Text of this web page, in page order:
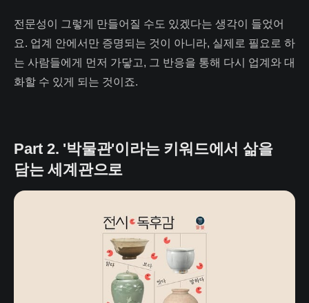
전문성이 그렇게 만들어질 수도 있겠다는 생각이 들었어
요. 업계 안에서만 증명되는 것이 아니라, 실제로 필요로 하
는 사람들에게 먼저 가닿고, 그 반응을 통해 다시 업계와 대
화할 수 있게 되는 것이죠.
Part 2. '박물관'이라는 키워드에서 삶을
담는 세계관으로